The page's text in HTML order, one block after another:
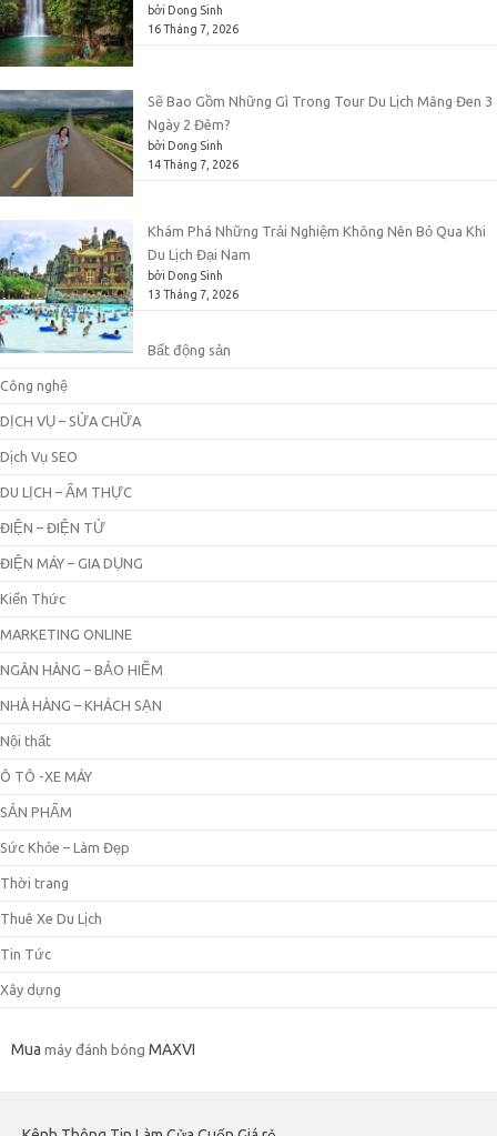
bởi Dong Sinh
16 Tháng 7, 2026
Sẽ Bao Gồm Những Gì Trong Tour Du Lịch Măng Đen 3
Ngày 2 Đêm?
bởi Dong Sinh
14 Tháng 7, 2026
Khám Phá Những Trải Nghiệm Không Nên Bỏ Qua Khi
Du Lịch Đại Nam
bởi Dong Sinh
13 Tháng 7, 2026
Bất động sản
Công nghệ
DỊCH VỤ – SỬA CHỮA
Dịch Vụ SEO
DU LỊCH – ẨM THỰC
ĐIỆN – ĐIỆN TỬ
ĐIỆN MÁY – GIA DỤNG
Kiến Thức
MARKETING ONLINE
NGÂN HÀNG – BẢO HIỂM
NHÀ HÀNG – KHÁCH SẠN
Nội thất
Ô TÔ -XE MÁY
SẢN PHẨM
Sức Khỏe – Làm Đẹp
Thời trang
Thuê Xe Du Lịch
Tin Tức
Xây dựng
Mua máy đánh bóng MAXVI